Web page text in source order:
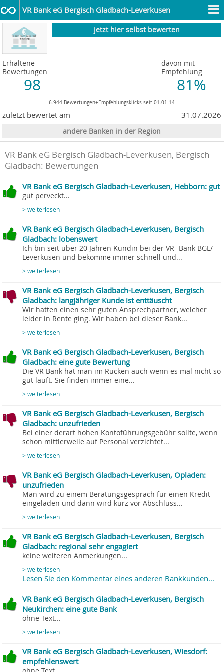
VR Bank eG Bergisch Gladbach-Leverkusen
jetzt hier selbst bewerten
Erhaltene
Bewertungen
98
davon mit
Empfehlung
81%
6.944 Bewertungen+Empfehlungsklicks seit 01.01.14
zuletzt bewertet am 31.07.2026
andere Banken in der Region
VR Bank eG Bergisch Gladbach-Leverkusen, Bergisch
Gladbach: Bewertungen
VR Bank eG Bergisch Gladbach-Leverkusen, Hebborn: gut
gut perveckt...
> weiterlesen
VR Bank eG Bergisch Gladbach-Leverkusen, Bergisch
Gladbach: lobenswert
Ich bin seit über 20 Jahren Kundin bei der VR- Bank BGL/
Leverkusen und bekomme immer schnell und...
> weiterlesen
VR Bank eG Bergisch Gladbach-Leverkusen, Bergisch
Gladbach: langjähriger Kunde ist enttäuscht
Wir hatten einen sehr guten Ansprechpartner, welcher
leider in Rente ging. Wir haben bei dieser Bank...
> weiterlesen
VR Bank eG Bergisch Gladbach-Leverkusen, Bergisch
Gladbach: eine gute Bewertung
Die VR Bank hat man im Rücken auch wenn es mal nicht so
gut läuft. Sie finden immer eine...
> weiterlesen
VR Bank eG Bergisch Gladbach-Leverkusen, Bergisch
Gladbach: unzufrieden
Bei einer derart hohen Kontoführungsgebühr sollte, wenn
schon mittlerweile auf Personal verzichtet...
> weiterlesen
VR Bank eG Bergisch Gladbach-Leverkusen, Opladen:
unzufrieden
Man wird zu einem Beratungsgespräch für einen Kredit
eingeladen und dann wird kurz vor Abschluss...
> weiterlesen
VR Bank eG Bergisch Gladbach-Leverkusen, Bergisch
Gladbach: regional sehr engagiert
keine weiteren Anmerkungen...
> weiterlesen
Lesen Sie den Kommentar eines anderen Bankkunden...
VR Bank eG Bergisch Gladbach-Leverkusen, Bergisch
Neukirchen: eine gute Bank
ohne Text...
> weiterlesen
VR Bank eG Bergisch Gladbach-Leverkusen, Wiesdorf:
empfehlenswert